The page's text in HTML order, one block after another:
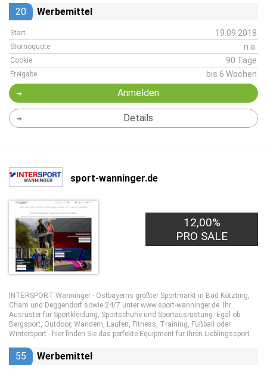
20 Werbemittel
Start 19.09.2018
Stornoquote n.a.
Cookie 90 Tage
Freigabe bis 6 Wochen
Anmelden
Details
sport-wanninger.de
12,00%
PRO SALE
INTERSPORT Wanninger - Ostbayerns größter Sportmarkt in Bad Kötzting,
Cham und Deggendorf sowie 24/7 unter www.sport-wanninger.de. Ihr
Ausrüster für Sportkleidung, Sportschuhe und Sportausrüstung. Egal ob
Bergsport, Outdoor, Wandern, Laufen, Fitness, Training, Fußball oder
Wintersport - hier finden Sie das perfekte Equipment für Ihren Lieblingssport.
55 Werbemittel